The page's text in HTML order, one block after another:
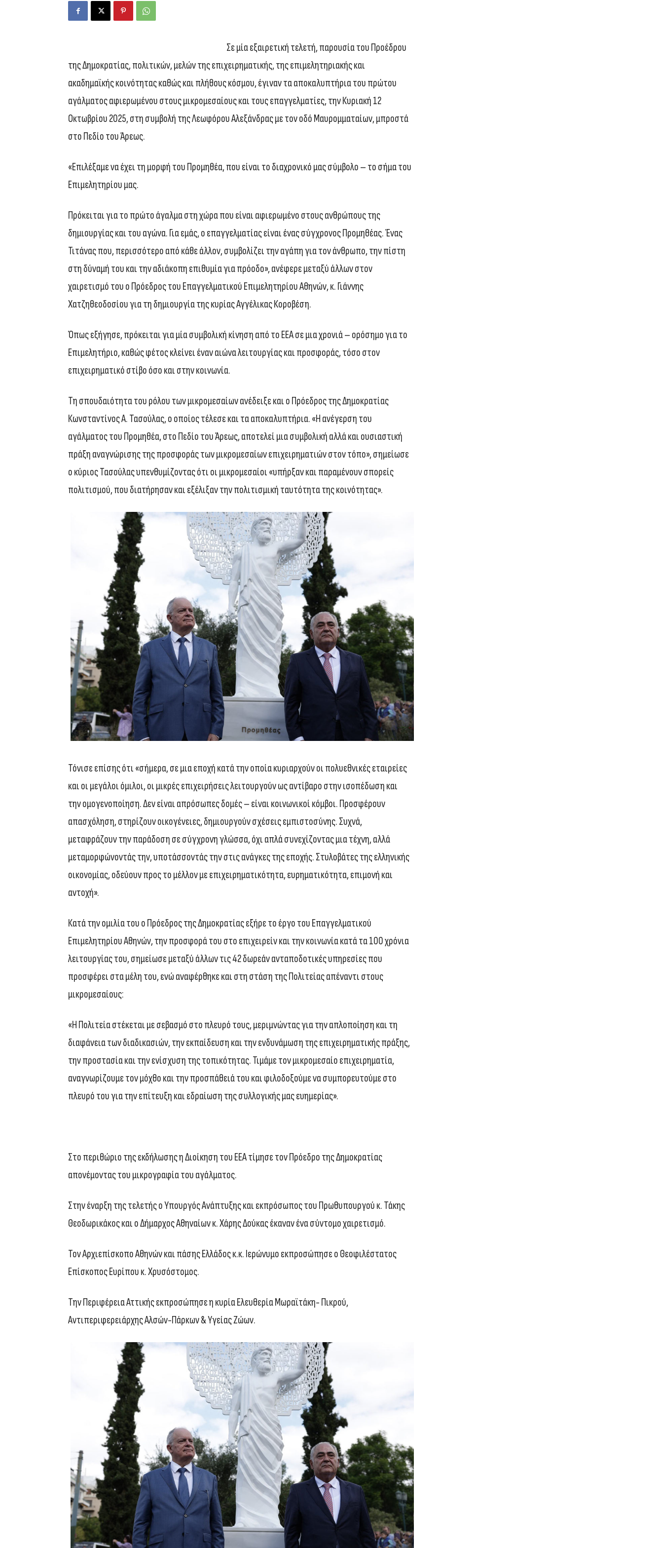
Σε μία εξαιρετική τελετή, παρουσία του Προέδρου
της Δημοκρατίας, πολιτικών, μελών της επιχειρηματικής, της επιμελητηριακής και
ακαδημαϊκής κοινότητας καθώς και πλήθους κόσμου, έγιναν τα αποκαλυπτήρια του πρώτου
αγάλματος αφιερωμένου στους μικρομεσαίους και τους επαγγελματίες, την Κυριακή 12
Οκτωβρίου 2025, στη συμβολή της Λεωφόρου Αλεξάνδρας με τον οδό Μαυρομματαίων, μπροστά
στο Πεδίο του Άρεως.
«Επιλέξαμε να έχει τη μορφή του Προμηθέα, που είναι το διαχρονικό μας σύμβολο – το σήμα του
Επιμελητηρίου μας.
Πρόκειται για το πρώτο άγαλμα στη χώρα που είναι αφιερωμένο στους ανθρώπους της
δημιουργίας και του αγώνα. Για εμάς, ο επαγγελματίας είναι ένας σύγχρονος Προμηθέας. Ένας
Τιτάνας που, περισσότερο από κάθε άλλον, συμβολίζει την αγάπη για τον άνθρωπο, την πίστη
στη δύναμή του και την αδιάκοπη επιθυμία για πρόοδο», ανέφερε μεταξύ άλλων στον
χαιρετισμό του ο Πρόεδρος του Επαγγελματικού Επιμελητηρίου Αθηνών, κ. Γιάννης
Χατζηθεοδοσίου για τη δημιουργία της κυρίας Αγγέλικας Κοροβέση.
Όπως εξήγησε, πρόκειται για μία συμβολική κίνηση από το ΕΕΑ σε μια χρονιά – ορόσημο για το
Επιμελητήριο, καθώς φέτος κλείνει έναν αιώνα λειτουργίας και προσφοράς, τόσο στον
επιχειρηματικό στίβο όσο και στην κοινωνία.
Τη σπουδαιότητα του ρόλου των μικρομεσαίων ανέδειξε και ο Πρόεδρος της Δημοκρατίας
Κωνσταντίνος Α. Τασούλας, ο οποίος τέλεσε και τα αποκαλυπτήρια. «Η ανέγερση του
αγάλματος του Προμηθέα, στο Πεδίο του Άρεως, αποτελεί μια συμβολική αλλά και ουσιαστική
πράξη αναγνώρισης της προσφοράς των μικρομεσαίων επιχειρηματιών στον τόπο», σημείωσε
ο κύριος Τασούλας υπενθυμίζοντας ότι οι μικρομεσαίοι «υπήρξαν και παραμένουν σπορείς
πολιτισμού, που διατήρησαν και εξέλιξαν την πολιτισμική ταυτότητα της κοινότητας».
Τόνισε επίσης ότι «σήμερα, σε μια εποχή κατά την οποία κυριαρχούν οι πολυεθνικές εταιρείες
και οι μεγάλοι όμιλοι, οι μικρές επιχειρήσεις λειτουργούν ως αντίβαρο στην ισοπέδωση και
την ομογενοποίηση. Δεν είναι απρόσωπες δομές – είναι κοινωνικοί κόμβοι. Προσφέρουν
απασχόληση, στηρίζουν οικογένειες, δημιουργούν σχέσεις εμπιστοσύνης. Συχνά,
μεταφράζουν την παράδοση σε σύγχρονη γλώσσα, όχι απλά συνεχίζοντας μια τέχνη, αλλά
μεταμορφώνοντάς την, υποτάσσοντάς την στις ανάγκες της εποχής. Στυλοβάτες της ελληνικής
οικονομίας, οδεύουν προς το μέλλον με επιχειρηματικότητα, ευρηματικότητα, επιμονή και
αντοχή».
Κατά την ομιλία του ο Πρόεδρος της Δημοκρατίας εξήρε το έργο του Επαγγελματικού
Επιμελητηρίου Αθηνών, την προσφορά του στο επιχειρείν και την κοινωνία κατά τα 100 χρόνια
λειτουργίας του, σημείωσε μεταξύ άλλων τις 42 δωρεάν ανταποδοτικές υπηρεσίες που
προσφέρει στα μέλη του, ενώ αναφέρθηκε και στη στάση της Πολιτείας απέναντι στους
μικρομεσαίους:
«Η Πολιτεία στέκεται με σεβασμό στο πλευρό τους, μεριμνώντας για την απλοποίηση και τη
διαφάνεια των διαδικασιών, την εκπαίδευση και την ενδυνάμωση της επιχειρηματικής πράξης,
την προστασία και την ενίσχυση της τοπικότητας. Τιμάμε τον μικρομεσαίο επιχειρηματία,
αναγνωρίζουμε τον μόχθο και την προσπάθειά του και φιλοδοξούμε να συμπορευτούμε στο
πλευρό του για την επίτευξη και εδραίωση της συλλογικής μας ευημερίας».
Στο περιθώριο της εκδήλωσης η Διοίκηση του ΕΕΑ τίμησε τον Πρόεδρο της Δημοκρατίας
απονέμοντας του μικρογραφία του αγάλματος.
Στην έναρξη της τελετής ο Υπουργός Ανάπτυξης και εκπρόσωπος του Πρωθυπουργού κ. Τάκης
Θεοδωρικάκος και ο Δήμαρχος Αθηναίων κ. Χάρης Δούκας έκαναν ένα σύντομο χαιρετισμό.
Τον Αρχιεπίσκοπο Αθηνών και πάσης Ελλάδος κ.κ. Ιερώνυμο εκπροσώπησε ο Θεοφιλέστατος
Επίσκοπος Ευρίπου κ. Χρυσόστομος.
Την Περιφέρεια Αττικής εκπροσώπησε η κυρία Ελευθερία Μωραϊτάκη- Πικρού,
Αντιπεριφερειάρχης Αλσών-Πάρκων & Υγείας Ζώων.